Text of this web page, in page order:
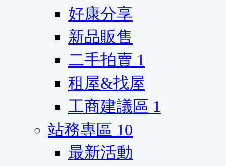
好康分享
新品販售
二手拍賣 1
租屋&找屋
工商建議區 1
站務專區 10
最新活動